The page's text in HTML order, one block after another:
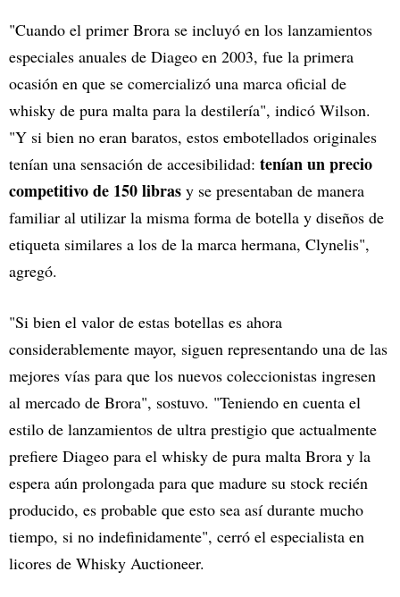
"Cuando el primer Brora se incluyó en los lanzamientos
especiales anuales de Diageo en 2003, fue la primera
ocasión en que se comercializó una marca oficial de
whisky de pura malta para la destilería", indicó Wilson.
"Y si bien no eran baratos, estos embotellados originales
tenían una sensación de accesibilidad: tenían un precio
competitivo de 150 libras y se presentaban de manera
familiar al utilizar la misma forma de botella y diseños de
etiqueta similares a los de la marca hermana, Clynelis",
agregó.
"Si bien el valor de estas botellas es ahora
considerablemente mayor, siguen representando una de las
mejores vías para que los nuevos coleccionistas ingresen
al mercado de Brora", sostuvo. "Teniendo en cuenta el
estilo de lanzamientos de ultra prestigio que actualmente
prefiere Diageo para el whisky de pura malta Brora y la
espera aún prolongada para que madure su stock recién
producido, es probable que esto sea así durante mucho
tiempo, si no indefinidamente", cerró el especialista en
licores de Whisky Auctioneer.